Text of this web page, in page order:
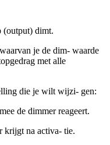
(output) dimt.
je de dim- waarde
met alle
die je wilt wijzi- gen:
de dimmer reageert.
krijgt na activa- tie.